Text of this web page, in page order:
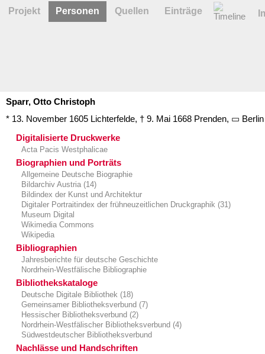
Sparr, Otto Christoph
* 13. November 1605 Lichterfelde, † 9. Mai 1668 Prenden, ▭ Berlin
Digitalisierte Druckwerke
Acta Pacis Westphalicae
Biographien und Porträts
Allgemeine Deutsche Biographie
Bildarchiv Austria (14)
Bildindex der Kunst und Architektur
Digitaler Portraitindex der frühneuzeitlichen Druckgraphik (31)
Museum Digital
Wikimedia Commons
Wikipedia
Bibliographien
Jahresberichte für deutsche Geschichte
Nordrhein-Westfälische Bibliographie
Bibliothekskataloge
Deutsche Digitale Bibliothek (18)
Gemeinsamer Bibliotheksverbund (7)
Hessischer Bibliotheksverbund (2)
Nordrhein-Westfälischer Bibliotheksverbund (4)
Südwestdeutscher Bibliotheksverbund
Nachlässe und Handschriften
Projekt Personen Quellen Einträge